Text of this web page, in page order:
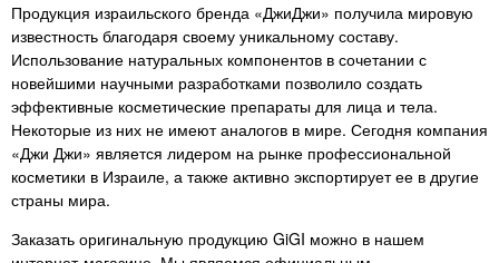
Продукция израильского бренда «ДжиДжи» получила мировую
известность благодаря своему уникальному составу.
Использование натуральных компонентов в сочетании с
новейшими научными разработками позволило создать
эффективные косметические препараты для лица и тела.
Некоторые из них не имеют аналогов в мире. Сегодня компания
«Джи Джи» является лидером на рынке профессиональной
косметики в Израиле, а также активно экспортирует ее в другие
страны мира.
Заказать оригинальную продукцию GiGI можно в нашем